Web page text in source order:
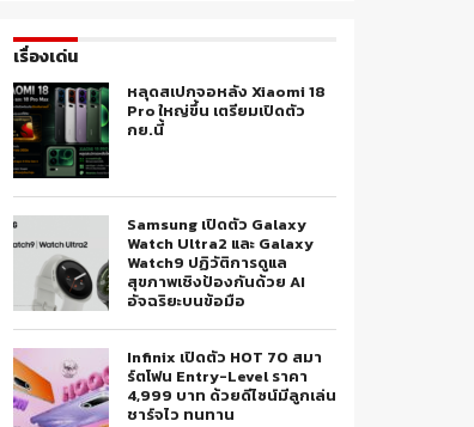
เรื่องเด่น
หลุดสเปกจอหลัง Xiaomi 18
Pro ใหญ่ขึ้น เตรียมเปิดตัว
กย.นี้
Samsung เปิดตัว Galaxy
Watch Ultra2 และ Galaxy
Watch9 ปฏิวัติการดูแล
สุขภาพเชิงป้องกันด้วย AI
อัจฉริยะบนข้อมือ
Infinix เปิดตัว HOT 70 สมา
ร์ตโฟน Entry-Level ราคา
4,999 บาท ด้วยดีไซน์มีลูกเล่น
ชาร์จไว ทนทาน